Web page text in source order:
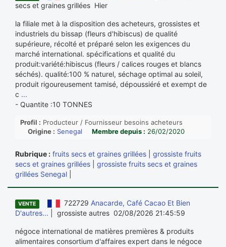
secs et graines grillées Hier
la filiale met à la disposition des acheteurs, grossistes et
industriels du bissap (fleurs d'hibiscus) de qualité
supérieure, récolté et préparé selon les exigences du
marché international. spécifications et qualité du
produit:variété:hibiscus (fleurs / calices rouges et blancs
séchés). qualité:100 % naturel, séchage optimal au soleil,
produit rigoureusement tamisé, dépoussiéré et exempt de
c ...
- Quantite :10 TONNES
Profil : Producteur / Fournisseur besoins acheteurs
Origine : Senegal Membre depuis : 26/02/2020
Rubrique : fruits secs et graines grillées
grossiste fruits
secs et graines grillées
grossiste fruits secs et graines
grillées Senegal
VENTE 722729 Anacarde, Café Cacao Et Bien
D'autres... | grossiste autres 02/08/2026 21:45:59
négoce international de matières premières & produits
alimentaires consortium d'affaires expert dans le négoce